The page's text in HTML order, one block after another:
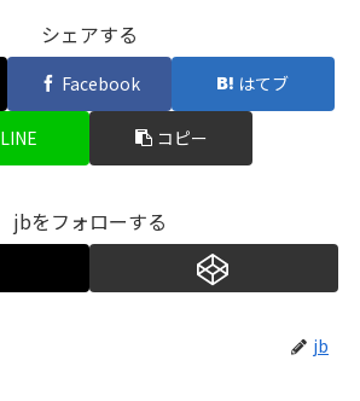
シェアする
Facebook はてブ
LINE コピー
jbをフォローする
jb